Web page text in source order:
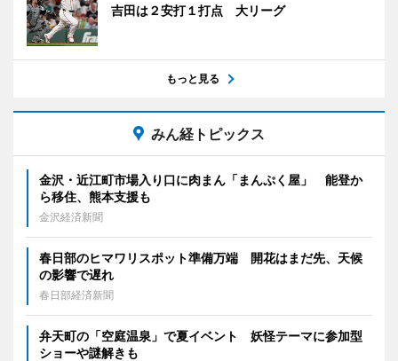
吉田は２安打１打点 大リーグ
もっと見る
みん経トピックス
金沢・近江町市場入り口に肉まん「まんぷく屋」 能登か
ら移住、熊本支援も
金沢経済新聞
春日部のヒマワリスポット準備万端 開花はまだ先、天候
の影響で遅れ
春日部経済新聞
弁天町の「空庭温泉」で夏イベント 妖怪テーマに参加型
ショーや謎解きも